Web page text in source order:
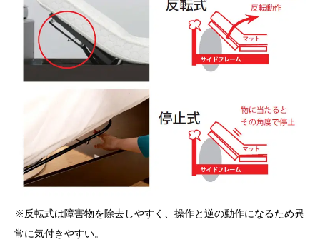
※反転式は障害物を除去しやすく、操作と逆の動作になるため異
常に気付きやすい。